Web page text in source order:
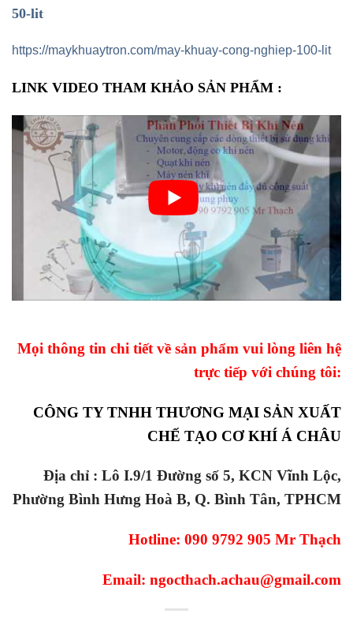
50-lit
https://maykhuaytron.com/may-khuay-cong-nghiep-100-lit
LINK VIDEO THAM KHẢO SẢN PHẨM :
Mọi thông tin chi tiết về sản phẩm vui lòng liên hệ
trực tiếp với chúng tôi:
CÔNG TY TNHH THƯƠNG MẠI SẢN XUẤT
CHẾ TẠO CƠ KHÍ Á CHÂU
Địa chỉ : Lô I.9/1 Đường số 5, KCN Vĩnh Lộc,
Phường Bình Hưng Hoà B, Q. Bình Tân, TPHCM
Hotline: 090 9792 905 Mr Thạch
Email: ngocthach.achau@gmail.com